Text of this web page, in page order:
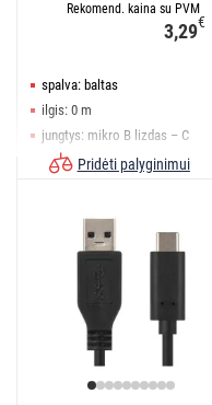
Rekomend. kaina su PVM
3,29€
spalva: baltas
ilgis: 0 m
jungtys: mikro B lizdas – C
kištukas
Pridėti palyginimui